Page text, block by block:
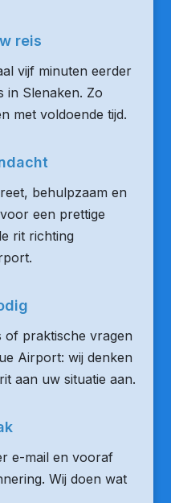
reis
vijf minuten eerder
in Slenaken. Zo
met voldoende tijd.
behulpzaam en
een prettige
rit richting
of praktische vragen
Airport: wij denken
aan uw situatie aan.
e-mail en vooraf
Wij doen wat